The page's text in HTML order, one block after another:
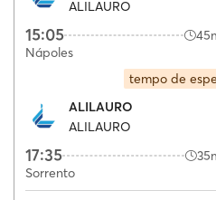
ALILAURO
15:05
Nápoles
tempo de
ALILAURO
ALILAURO
17:35
Sorrento